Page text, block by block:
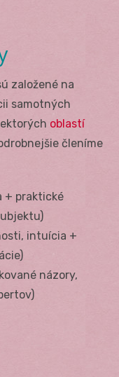
založené na
samotných
oblastí
členíme
+ praktické
intuícia +
názory,